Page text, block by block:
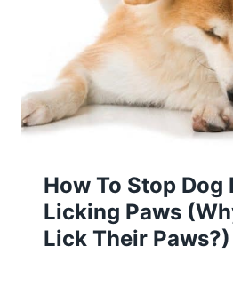
How To Stop Dog
Licking Paws
Lick Their Paws?)